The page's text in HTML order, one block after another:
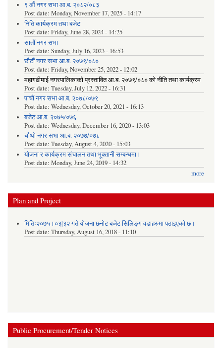
९ औं नगर सभा आ.ब. २०८२/०८३
Post date: Monday, November 17, 2025 - 14:17
निति कार्यक्रम तथा बजेट
Post date: Friday, June 28, 2024 - 14:25
सातौं नगर सभा
Post date: Sunday, July 16, 2023 - 16:53
छौटौं नगर सभा आ.ब. २०७९/०८०
Post date: Friday, November 25, 2022 - 12:02
महागढीमाई नगरपालिकाको प्रस्तावित आ.ब. २०७९/०८० को नीति तथा कार्यक्रम
Post date: Tuesday, July 12, 2022 - 16:31
पाचौं नगर सभा आ.ब. २०७८/०७९
Post date: Wednesday, October 20, 2021 - 16:13
बजेट आ.ब. २०७५/०७६
Post date: Wednesday, December 16, 2020 - 13:03
चौथो नगर सभा आ.ब. २०७७/०७८
Post date: Tuesday, August 4, 2020 - 15:03
योजना र कार्यक्रम संचालन तथा भूक्तानी सम्बन्धमा।
Post date: Monday, June 24, 2019 - 14:32
more
Plan and Project
मितिः२०७५।०३|३२ गते योजना छनोट बजेट सिलिङ्ग वडाहरुमा पठाइएको छ​।
Post date: Thursday, August 16, 2018 - 11:10
Public Procurement/Tender Notices